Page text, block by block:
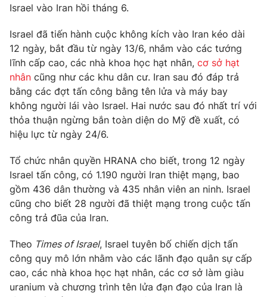
THỜI BÁO VTV
Cơ quan chủ quản:Đài Truyền hình Việt Nam
Cơ quan báo chí:Thời báo VTV
Giấy phép hoạt động báo in và báo điện tử số 483/GP-BTTTT
cấp ngày 29/12/2023
Tổng Biên tập:Vũ Thanh Thủy
Phó Tổng Biên tập: Nguyễn Thị Mỹ Hạnh, Phạm Quốc Thắng,
Nguyễn Trọng Ninh
Tổng đài VTV:024.38 355 931 - 024.38 355 932
Israel vào Iran hồi tháng 6.
Israel đã tiến hành cuộc không kích vào Iran kéo dài
12 ngày, bắt đầu từ ngày 13/6, nhắm vào các tướng
lĩnh cấp cao, các nhà khoa học hạt nhân, cơ sở hạt
nhân cũng như các khu dân cư. Iran sau đó đáp trả
bằng các đợt tấn công bằng tên lửa và máy bay
không người lái vào Israel. Hai nước sau đó nhất trí với
thỏa thuận ngừng bắn toàn diện do Mỹ đề xuất, có
hiệu lực từ ngày 24/6.
Tổ chức nhân quyền HRANA cho biết, trong 12 ngày
Israel tấn công, có 1.190 người Iran thiệt mạng, bao
gồm 436 dân thường và 435 nhân viên an ninh. Israel
cũng cho biết 28 người đã thiệt mạng trong cuộc tấn
công trả đũa của Iran.
Theo Times of Israel, Israel tuyên bố chiến dịch tấn
công quy mô lớn nhằm vào các lãnh đạo quân sự cấp
cao, các nhà khoa học hạt nhân, các cơ sở làm giàu
uranium và chương trình tên lửa đạn đạo của Iran là